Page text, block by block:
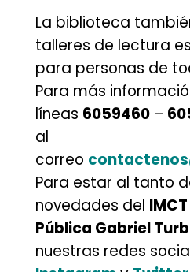
La biblioteca
talleres de lectura
para personas de
Para más
líneas 6059460–
al
correo
Para estar al tanto
novedades del IMCT
Pública Gabriel
nuestras redes